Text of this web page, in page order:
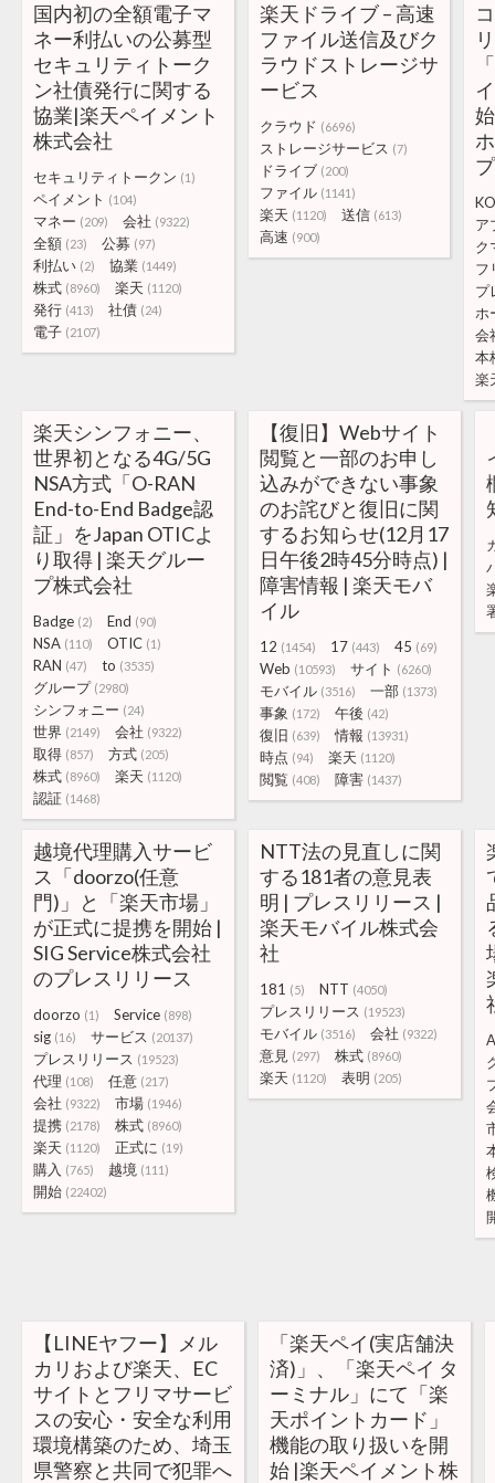
国内初の全額電子マ
ネー利払いの公募型
セキュリティトーク
ン社債発行に関する
協業|楽天ペイメント
株式会社
セキュリティトークン (1)
ペイメント (104)
マネー (209) 会社 (9322)
全額 (23) 公募 (97)
利払い (2) 協業 (1449)
株式 (8960) 楽天 (1120)
発行 (413) 社債 (24)
電子 (2107)
楽天ドライブ – 高速
ファイル送信及びク
ラウドストレージサ
ービス
クラウド (6696)
ストレージサービス (7)
ドライブ (200)
ファイル (1141)
楽天 (1120) 送信 (613)
高速 (900)
ア
ク
フ
プ
ホ
会
本
楽
楽天シンフォニー、
世界初となる4G/5G
NSA方式「O-RAN
End-to-End Badge認
証」をJapan OTICよ
り取得 | 楽天グルー
プ株式会社
Badge (2) End (90)
NSA (110) OTIC (1)
RAN (47) to (3535)
グループ (2980)
シンフォニー (24)
世界 (2149) 会社 (9322)
取得 (857) 方式 (205)
株式 (8960) 楽天 (1120)
認証 (1468)
【復旧】Webサイト
閲覧と一部のお申し
込みができない事象
のお詫びと復旧に関
するお知らせ(12月17
日午後2時45分時点) |
障害情報 | 楽天モバ
イル
12 (1454) 17 (443) 45 (69)
Web (10593) サイト (6260)
モバイル (3516) 一部 (1373)
事象 (172) 午後 (42)
復旧 (639) 情報 (13931)
時点 (94) 楽天 (1120)
閲覧 (408) 障害 (1437)
越境代理購入サービ
ス「doorzo(任意
門)」と「楽天市場」
が正式に提携を開始 |
SIG Service株式会社
のプレスリリース
doorzo (1) Service (898)
sig (16) サービス (20137)
プレスリリース (19523)
代理 (108) 任意 (217)
会社 (9322) 市場 (1946)
提携 (2178) 株式 (8960)
楽天 (1120) 正式に (19)
購入 (765) 越境 (111)
開始 (22402)
NTT法の見直しに関
する181者の意見表
明 | プレスリリース |
楽天モバイル株式会
社
181 (5) NTT (4050)
プレスリリース (19523)
モバイル (3516) 会社 (9322)
意見 (297) 株式 (8960)
楽天 (1120) 表明 (205)
【LINEヤフー】メル
カリおよび楽天、EC
サイトとフリマサービ
スの安心・安全な利用
環境構築のため、埼玉
県警察と共同で犯罪へ
「楽天ペイ(実店舗決
済)」、「楽天ペイ タ
ーミナル」にて「楽
天ポイントカード」
機能の取り扱いを開
始 |楽天ペイメント株